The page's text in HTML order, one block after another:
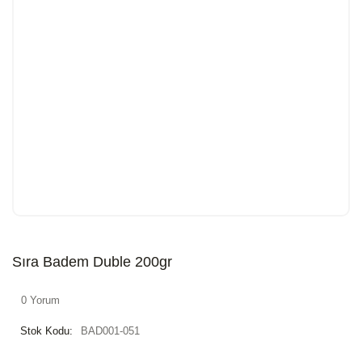
Sıra Badem Duble 200gr
0 Yorum
Stok Kodu: BAD001-051